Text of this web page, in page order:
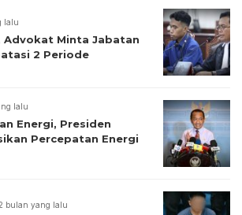
lalu
Advokat Minta Jabatan
2 Periode
lalu
Energi, Presiden
Percepatan Energi
bulan yang lalu